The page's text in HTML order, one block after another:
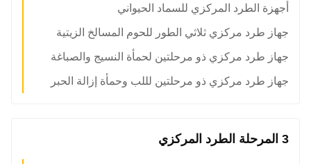
أجهزة الطرد المركزي للسماد الحيواني
جهاز طرد مركزي ثلاثي الطور للحوم المسالخ الزيتية
جهاز طرد مركزي ذو مرحلتين لحمأة النسيج والصباغة
جهاز طرد مركزي ذو مرحلتين لللب وحمأة إزالة الحبر
3 المرحلة الطرد المركزي